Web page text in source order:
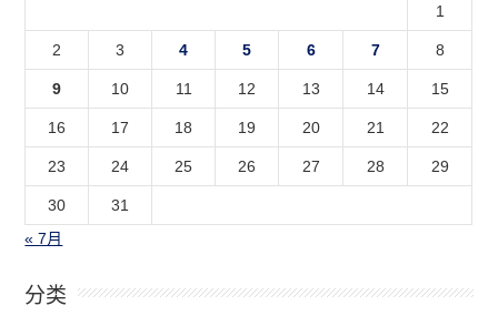
1
2 3 4 5 6 7 8
9 10 11 12 13 14 15
16 17 18 19 20 21 22
23 24 25 26 27 28 29
30
31
« 7月
分类